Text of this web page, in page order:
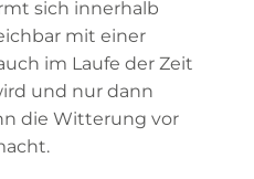
sich innerhalb
mit einer
im Laufe der Zeit
und nur dann
die Witterung vor